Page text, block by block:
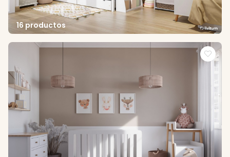
16 productos